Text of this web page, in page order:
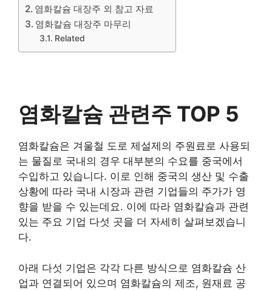
염화칼슘 대장주 외 참고 자료
염화칼슘 대장주 마무리
Related
염화칼슘 관련주 TOP 5
염화칼슘은 겨울철 도로 제설제의 주원료로 사용되
는 물질로 국내의 경우 대부분의 수요를 중국에서
수입하고 있습니다. 이로 인해 중국의 생산 및 수출
상황에 따라 국내 시장과 관련 기업들의 주가가 영
향을 받을 수 있는데요. 이에 따라 염화칼슘과 관련
있는 주요 기업 다섯 곳을 더 자세히 살펴보겠습니
다.
아래 다섯 기업은 각각 다른 방식으로 염화칼슘 산
업과 연결되어 있으며 염화칼슘의 제조, 원재료 공